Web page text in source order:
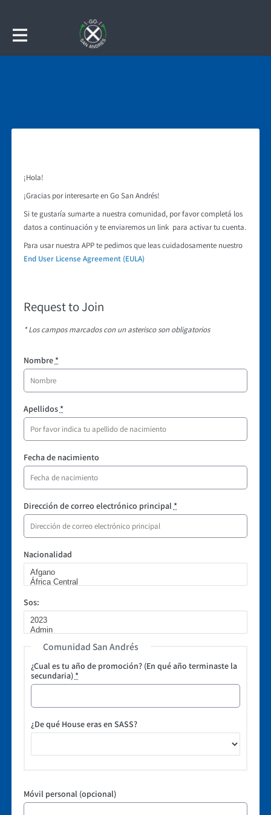
¡Hola!
¡Gracias por interesarte en Go San Andrés!
Si te gustaría sumarte a nuestra comunidad, por favor completá los
datos a continuación y te enviaremos un link para activar tu cuenta.
Para usar nuestra APP te pedimos que leas cuidadosamente nuestro
End User License Agreement (EULA)
Request to Join
* Los campos marcados con un asterisco son obligatorios
Nombre *
Apellidos *
Fecha de nacimiento
Dirección de correo electrónico principal *
Nacionalidad
Sos:
Comunidad San Andrés
¿Cual es tu año de promoción? (En qué año terminaste la
secundaria) *
¿De qué House eras en SASS?
Móvil personal (opcional)